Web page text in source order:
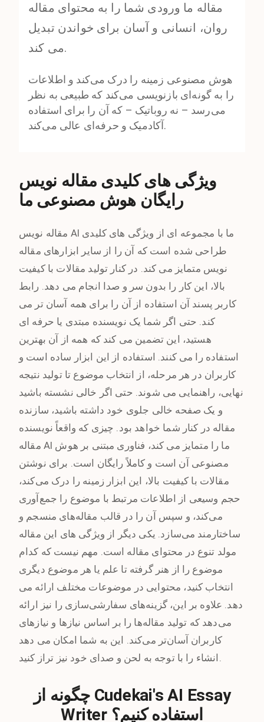
مقاله ما ورودی شما را به محتوای مقاله
روان، انسانی و آسان برای خواندن تبدیل
می کند.
هوش مصنوعی زمینه را درک می‌کند و اطلاعات
را به گونه‌ای بازنویسی می‌کند که طبیعی به نظر
می‌رسد – نه روباتیک – که آن را برای استفاده
آکادمیک و حرفه‌ای عالی می‌کند.
ویژگی های کلیدی مقاله نویس
رایگان هوش مصنوعی ما
مقاله نویس AI ما با مجموعه ای از ویژگی های کلیدی
طراحی شده است که آن را از سایر ابزارهای مقاله
نویس متمایز می کند. در کنار تولید مقالات با کیفیت
بالا، این کار را بدون سر و صدا انجام می دهد. رابط
کاربر پسند آن استفاده از آن را برای همه آسان تر می
کند. حتی اگر شما یک نویسنده مبتدی یا حرفه ای
هستید، این تضمین می کند که همه از آن بهترین
استفاده را می کنند. استفاده از این ابزار ساده است و
کاربران در هر مرحله، از انتخاب موضوع تا تولید نتیجه
نهایی، راهنمایی می شوند. حتی اگر خالی نشسته باشید
و یک صفحه خالی جلوی خود داشته باشید، سازنده
مقاله در کنار شما خواهد بود. چیزی که واقعاً نویسنده
مقاله AI ما را متمایز می کند، فناوری مبتنی بر هوش
مصنوعی آن است و کاملاً رایگان است. برای نوشتن
مقالات با کیفیت بالا، این ابزار زمینه را درک می‌کند،
حجم وسیعی از اطلاعات مرتبط با موضوع را جمع‌آوری
می‌کند، و سپس آن را در قالب مقاله‌های منسجم و
ساختارمند می‌سازد. یکی دیگر از ویژگی های این مقاله
مولد تنوع در محتوای مقاله است. مهم نیست که کدام
موضوع را از هنر گرفته تا علم یا هر موضوع دیگری
انتخاب کنید، محتوایی در موضوعات مختلف ارائه می
دهد. علاوه بر این، گزینه‌های سفارشی‌سازی را نیز ارائه
می‌دهد که تولید مقاله‌ها را بر اساس نیازها و نیازهای
کاربران آسان‌تر می‌کند. این به شما امکان می دهد
انشاء را با توجه به لحن و صدای خود نیز تراز کنید.
چگونه از Cudekai's AI Essay
Writer استفاده کنیم؟